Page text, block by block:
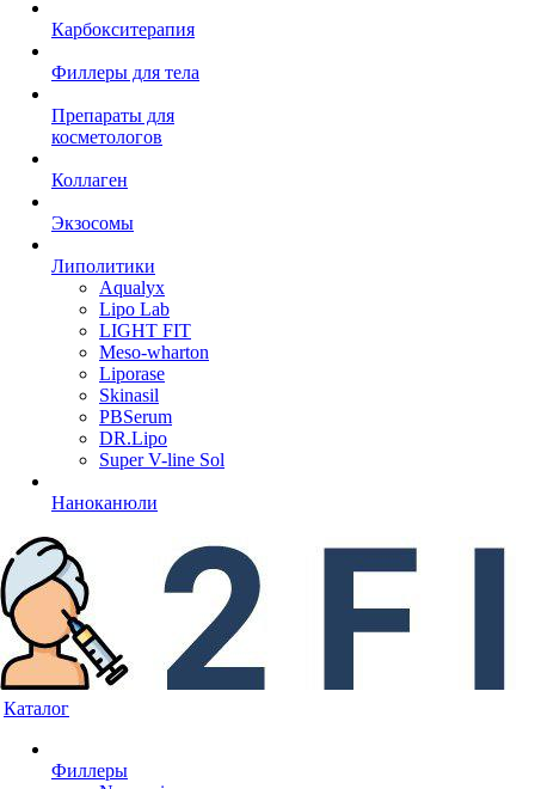
Карбокситерапия
Филлеры для тела
Препараты для
косметологов
Коллаген
Экзосомы
Липолитики
Aqualyx
Lipo Lab
LIGHT FIT
Meso-wharton
Liporase
Skinasil
PBSerum
DR.Lipo
Super V-line Sol
Наноканюли
Каталог
Филлеры